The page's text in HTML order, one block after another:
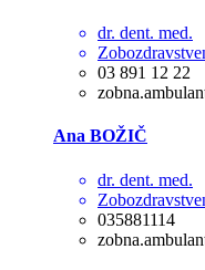
dr. dent. med.
03 891 12 22
Ana BOŽIČ
dr. dent. med.
035881114